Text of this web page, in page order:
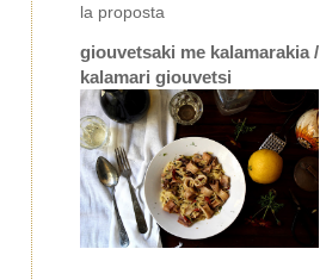
la proposta
giouvetsaki me kalamarakia /
kalamari giouvetsi